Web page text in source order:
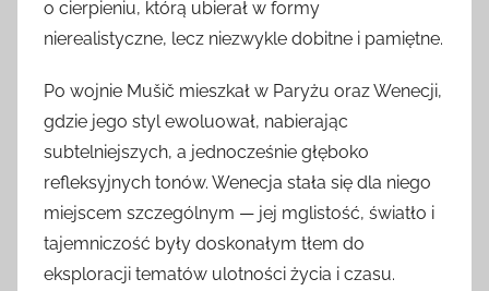
o cierpieniu, którą ubierał w formy
nierealistyczne, lecz niezwykle dobitne i pamiętne.
Po wojnie Mušič mieszkał w Paryżu oraz Wenecji,
gdzie jego styl ewoluował, nabierając
subtelniejszych, a jednocześnie głęboko
refleksyjnych tonów. Wenecja stała się dla niego
miejscem szczególnym — jej mglistość, światło i
tajemniczość były doskonałym tłem do
eksploracji tematów ulotności życia i czasu.